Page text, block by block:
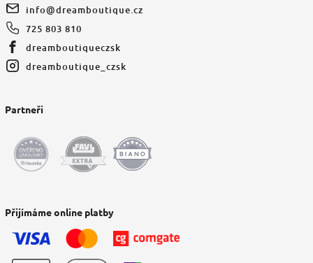
info@dreamboutique.cz
725 803 810
dreamboutiqueczsk
dreamboutique_czsk
Partneři
Přijímáme online platby